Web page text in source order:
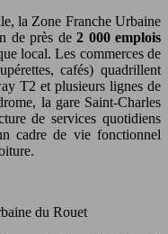
la Zone Franche Urbaine
de près de2 000 emplois
local. Les commerces de
cafés) quadrillent
T2 et plusieurs lignes de
la gare Saint-Charles
de services quotidiens
cadre de vie fonctionnel
du Rouet